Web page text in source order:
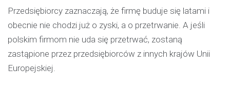
Przedsiębiorcy zaznaczają, że firmę buduje się latami i
obecnie nie chodzi już o zyski, a o przetrwanie. A jeśli
polskim firmom nie uda się przetrwać, zostaną
zastąpione przez przedsiębiorców z innych krajów Unii
Europejskiej.